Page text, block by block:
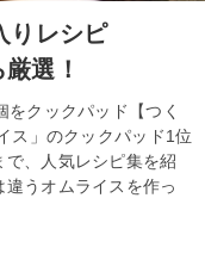
りレシピ
選！
クックパッド【つく
ス」のクックパッド1位
、人気レシピ集を紹
うオムライスを作っ